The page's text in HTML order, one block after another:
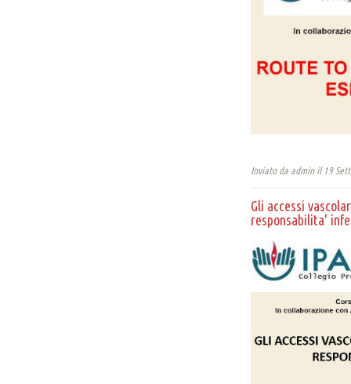
Inviato da adminil 19
Gli accessi
responsabilita'